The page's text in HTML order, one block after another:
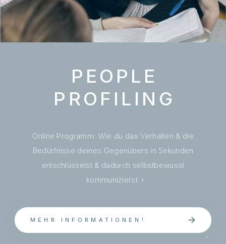
PEOPLE
PROFILING
Online Programm: Wie du das Verhalten & die
Bedürfnisse deines Gegenübers in Sekunden
entschlüsselst & dadurch selbstbewusst
kommunizierst.
MEHR INFORMATIONEN!